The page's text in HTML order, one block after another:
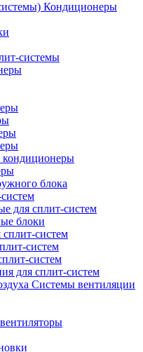
Кондиционеры
системы
блока
для сплит-систем
блоки
систем
систем
систем
для сплит-систем
Системы вентиляции